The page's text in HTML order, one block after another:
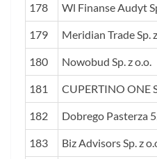
178 Wl Finanse Audyt
179 Meridian Trade Sp.
180 Nowobud Sp. z o.o.
181 CUPERTINO ONE
182 Dobrego Pasterza
183 Biz Advisors Sp. z